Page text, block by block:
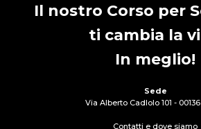
Il nostro Corso per
ti cambia la
In meglio!
Sede
Via Alberto Cadlolo 101 -
Contatti e dove siamo